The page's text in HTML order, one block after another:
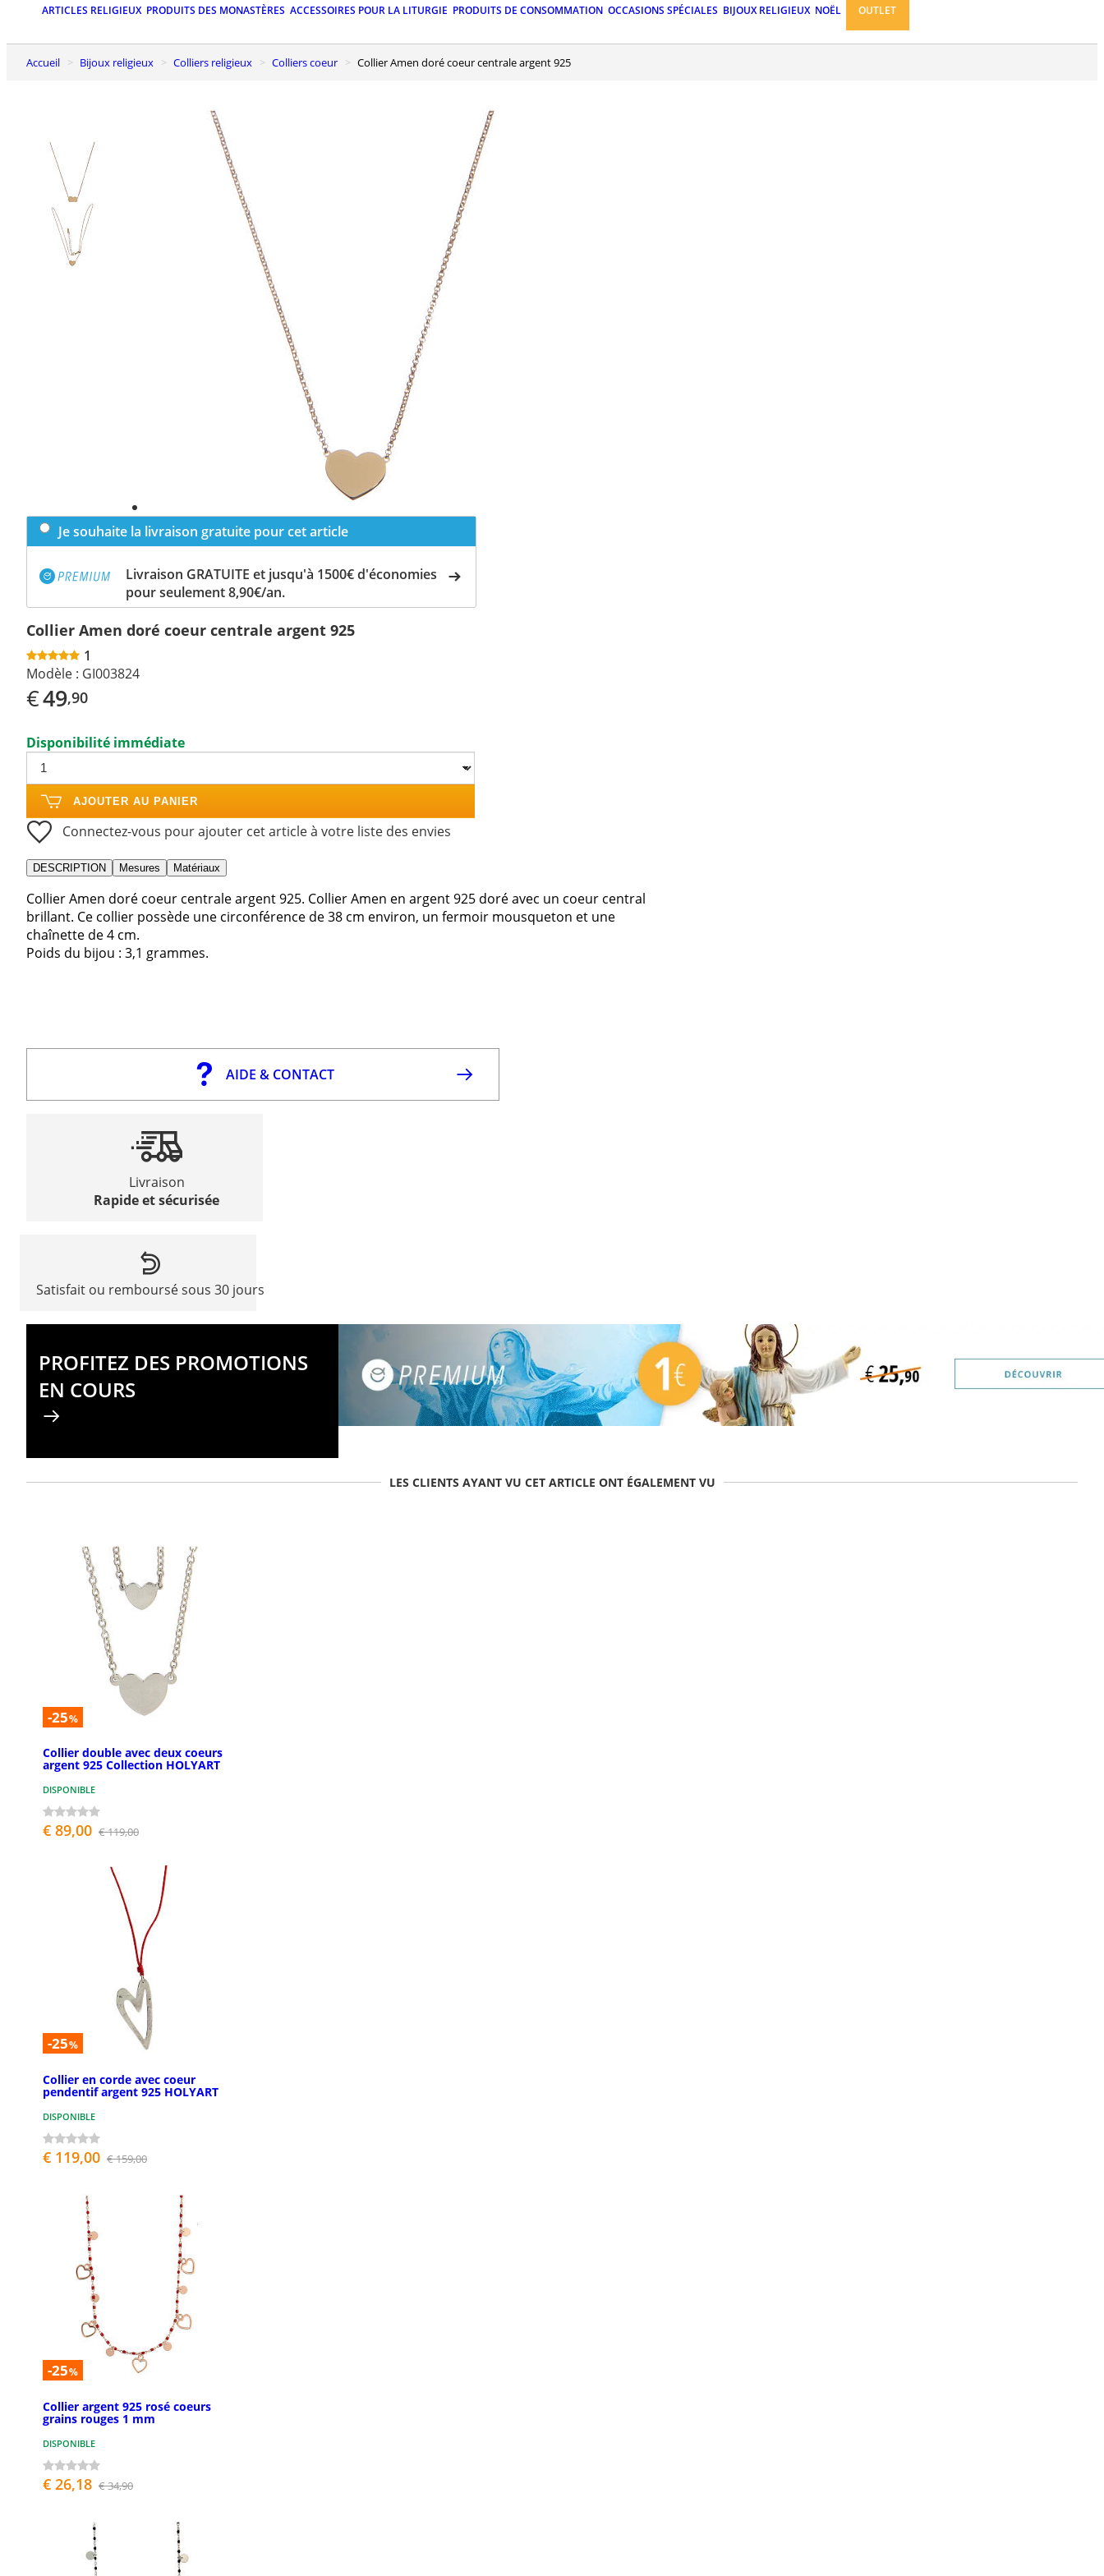
ARTICLES RELIGIEUX PRODUITS DES MONASTÈRES ACCESSOIRES POUR LA LITURGIE PRODUITS DE CONSOMMATION OCCASIONS SPÉCIALES BIJOUX RELIGIEUX NOËL OUTLET
Accueil Bijoux religieux Colliers religieux Colliers coeur Collier Amen doré coeur centrale argent 925
Je souhaite la livraison gratuite pour cet article
Livraison GRATUITE et jusqu'à 1500€ d'économies
pour seulement 8,90€/an.
Collier Amen doré coeur centrale argent 925
1
Modèle : GI003824
€49,90
Disponibilité immédiate
AJOUTER AU PANIER
Connectez-vous pour ajouter cet article à votre liste des envies
DESCRIPTION Mesures Matériaux
Collier Amen doré coeur centrale argent 925. Collier Amen en argent 925 doré avec un coeur central
brillant. Ce collier possède une circonférence de 38 cm environ, un fermoir mousqueton et une
chaînette de 4 cm.
Poids du bijou : 3,1 grammes.
AIDE & CONTACT
Livraison
Rapide et sécurisée
Satisfait ou remboursé sous 30 jours
PROFITEZ DES PROMOTIONS
EN COURS
LES CLIENTS AYANT VU CET ARTICLE ONT ÉGALEMENT VU
-25%
Collier double avec deux coeurs
argent 925 Collection HOLYART
DISPONIBLE
€ 89,00 € 119,00
-25%
Collier en corde avec coeur
pendentif argent 925 HOLYART
DISPONIBLE
€ 119,00 € 159,00
-25%
Collier argent 925 rosé coeurs
grains rouges 1 mm
DISPONIBLE
€ 26,18 € 34,90